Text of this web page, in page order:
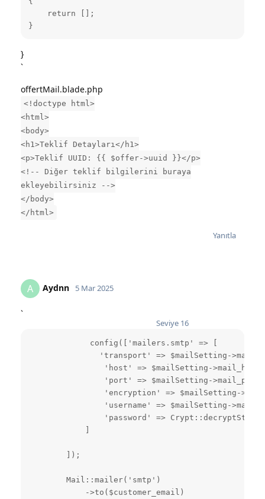
    return [];
}
}
`
offertMail.blade.php
<!doctype html>
<html>
<body>
<h1>Teklif Detayları</h1>
<p>Teklif UUID: {{ $offer->uuid }}</p>
<!-- Diğer teklif bilgilerini buraya
ekleyebilirsiniz -->
</body>
</html>
Yanıtla
A Aydnn
Seviye 16
5 Mar 2025
`
             config(['mailers.smtp' => [
'transport' => $mailSetting-
                'host' => $mailSetting->mail_host,
                'port' => $mailSetting->mail_port,
'encryption' => $mailSetting-
'username' => $mailSetting-
'password' =>
            ]
        ]);
        Mail::mailer('smtp')
            ->to($customer_email)